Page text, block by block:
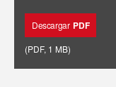
Descargar PDF
(PDF, 1 MB)